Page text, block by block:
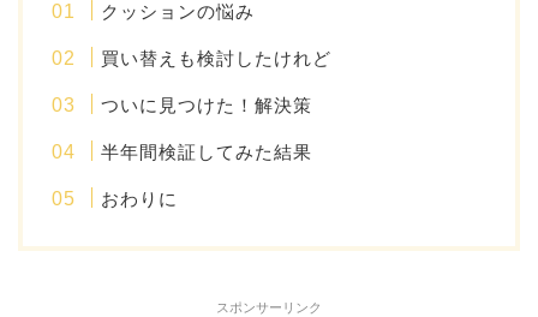
クッションの悩み
買い替えも検討したけれど
ついに見つけた！解決策
半年間検証してみた結果
おわりに
スポンサーリンク